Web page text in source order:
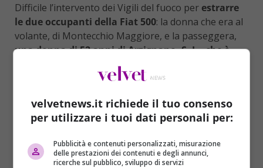
Difficile l’intervento dei Vigili del fuoco per estrarre
le due occupanti della Fiat 500: la donna che era al
volante, di Montecchio Maggiore, e la passeggera,
una donna di 52 anni di Arzignano, S. L., che è
andata in arresto cardiaco
posto e poi portata in ospedale, dove
Secondo quanto si è appreso,Marco Paolini – che
non avrebbe riportato conseguenze, se nonun
forte stato di shock.L’attore è stato sentito dagli
velvetnews.it richiede il tuo consenso
per utilizzare i tuoi dati personali per:
Pubblicità e contenuti personalizzati, misurazione
delle prestazioni dei contenuti e degli annunci,
ricerche sul pubblico, sviluppo di servizi